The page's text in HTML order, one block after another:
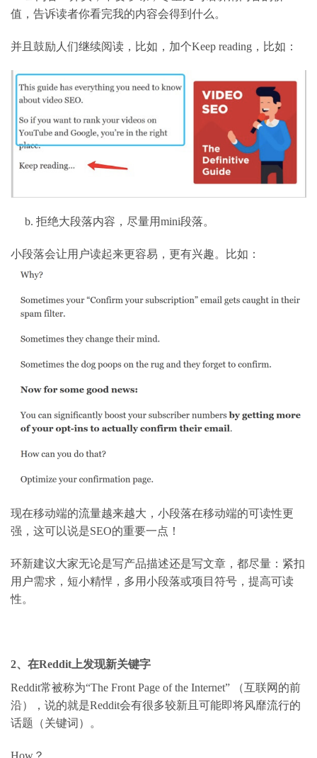
值，告诉读者你看完我的内容会得到什么。
并且鼓励人们继续阅读，比如，加个Keep reading ，比如：
b. 拒绝大段落内容，尽量用mini段落。
小段落会让用户读起来更容易，更有兴趣。比如：
现在移动端的流量越来越大，小段落在移动端的可读性更
强，这可以说是SEO的重要一点！
环新建议大家无论是写产品描述还是写文章，都尽量：紧扣
用户需求，短小精悍，多用小段落或项目符号，提高可读
性。
2、在Reddit 上发现新关键字
Reddit常被称为“The Front Page of the Internet”
（互联网的前
沿），说的就是Reddit会有很多较新且可能即将风靡流行的
话题（关键词）。
How ？